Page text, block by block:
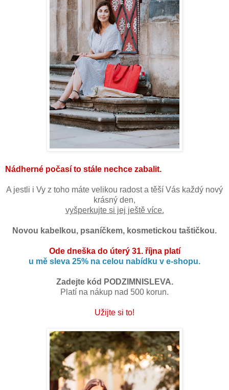
Nádherné počasí to stále nechce zabalit.
A jestli i Vy z toho máte velikou radost a těší Vás každý nový
krásný den,
vyšperkujte si jej ještě více.
Novou kabelkou, psaníčkem, kosmetickou taštičkou.
Ode dneška do úterý 31. října platí
u mě sleva 25% na celou nabídku v e-shopu.
Zadejte kód PODZIMNISLEVA.
Platí na nákup nad 500 korun.
Užijte si to!